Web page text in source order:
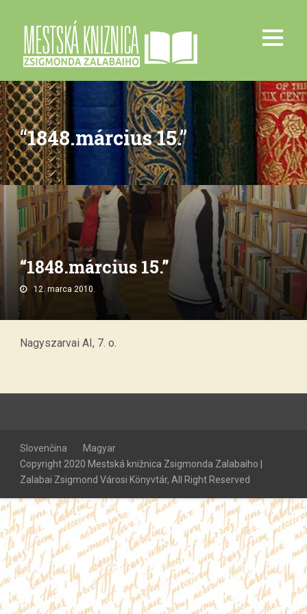
“1848.március 15.”
“1848.március 15.”
12. marca 2010.
Nagyszarvai AI, 7. o.
Slovenčina
Magyar
Copyright 2020 Mestská knižnica Zsigmonda Zalabaiho |
Zalabai Zsigmond Városi Könyvtár, All Right Reserved